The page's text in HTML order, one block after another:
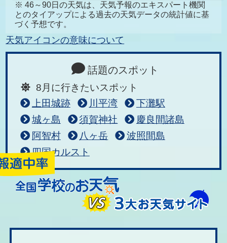
※ 46～90日の天気は、天気予報のエキスパート機関
とのタイアップによる過去の天気データの統計値に基
づく予想です。
天気アイコンの意味について
話題のスポット
8月に行きたいスポット
上田城跡
川平湾
下灘駅
城ヶ島
須賀神社
慶良間諸島
阿智村
八ヶ岳
波照間島
四国カルスト